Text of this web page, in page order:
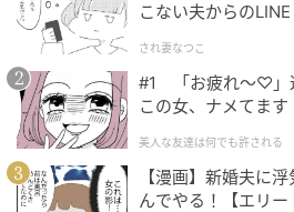
こない夫からのLINE
され妻なつこ
#1 「お疲れ〜♡」
この女、ナメてます
美人な友達は何でも許される
【漫画】新婚夫に
んでやる！【エリ